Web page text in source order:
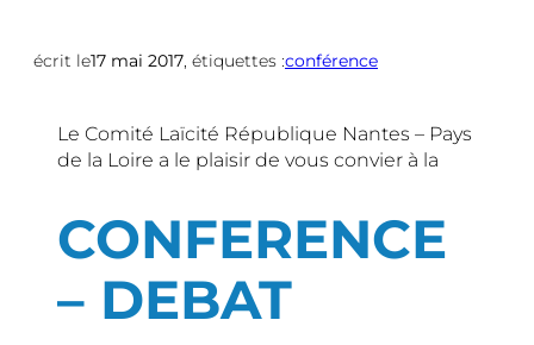
écrit le17 mai 2017, étiquettes :conférence
Le Comité Laïcité République Nantes – Pays
de la Loire a le plaisir de vous convier à la
CONFERENCE
– DEBAT